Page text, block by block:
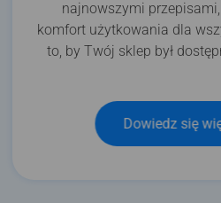
najnowszymi
komfort użytkowania dla
to, by Twój sklep był
Dowiedz się